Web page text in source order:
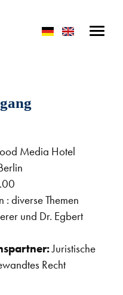
Media Hotel
: diverse Themen
und Dr. Egbert
Juristische
Recht